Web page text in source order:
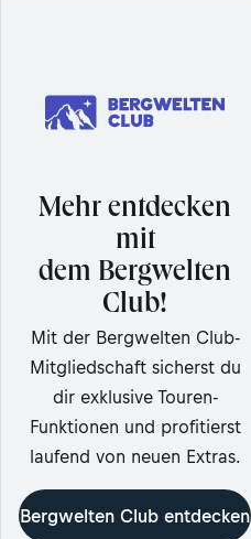
Mehr entdecken
mit
dem Bergwelten
Club!
Mit der Bergwelten Club-
Mitgliedschaft sicherst du
dir exklusive Touren-
Funktionen und profitierst
laufend von neuen Extras.
Bergwelten Club entdecken